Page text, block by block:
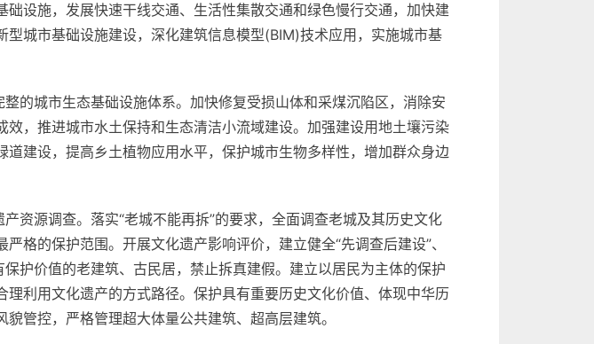
设施，发展快速干线交通、生活性集散交通和绿色慢行交通，加快建
城市基础设施建设，深化建筑信息模型(BIM)技术应用，实施城市基
的城市生态基础设施体系。加快修复受损山体和采煤沉陷区，消除安
，推进城市水土保持和生态清洁小流域建设。加强建设用地土壤污染
建设，提高乡土植物应用水平，保护城市生物多样性，增加群众身边
资源调查。落实“老城不能再拆”的要求，全面调查老城及其历史文化
格的保护范围。开展文化遗产影响评价，建立健全“先调查后建设”、
护价值的老建筑、古民居，禁止拆真建假。建立以居民为主体的保护
利用文化遗产的方式路径。保护具有重要历史文化价值、体现中华历
管控，严格管理超大体量公共建筑、超高层建筑。